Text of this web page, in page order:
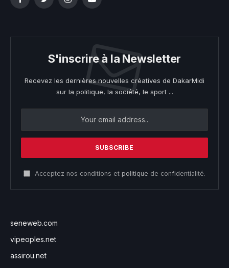
FacebookTwitterInstagramYouTube
S'inscrire à la Newsletter
Recevez les dernières nouvelles créatives de DakarMidi
sur la politique, la société, le sport ...
Acceptez nos conditions et politique de confidentialité.
seneweb.com
vipeoples.net
assirou.net